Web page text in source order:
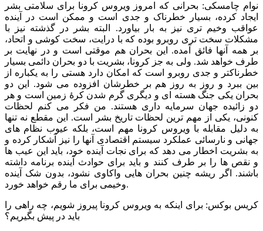
نوام چامسکی: بحرانی که امروز ویروس کرونا برای سلامتی بشر
ایجاد کرده، بسیار خطرناک و جدی است و ممکن است در آینده
عواقب وخیم تری نیز به بار بیاورد. البته بشر در گذشته نیز با
مشکلات سخت تری روبرو بوده که با درایت، سخت کوشی و اتحاد،
بر همه آنها فائق آمده. این بحران هم موقتی است و در نهایت بر
طرف خواهد شد. ولی به جز کرونا، بشریت با دو بحران دائمی بسیار
خطرناکتر و جدی روبرو است که امکان دارد هستی را به یکباره از
بین ببرد و روز به روز هم بر خطرشان افزوده می شود. این دو
بحران یکی جنگ هسته ای و دیگری گرم شدن کرۀ زمین است و هر
دو زائیده جهان سرمایه داری هستند. من فکر می کنم لحظات
کنونی، یکی از مهم ترین لحظات تاریخ بشر است. این مقطع نه تنها
به دلیل مقابله با ویروس کرونا مهم است، بلکه عیوب نظام های
جهانی و نارسائی عملکرد سیستم اقتصادی آنها را نیز آشکار کرده و
به بشریت اخطار می دهد که برای نجات آینده خود، باید این عیب ها
و نقص ها را بر طرف کنند و باید برای حوادث آینده برنامه داشته
باشند. اگر ریشه چنین بحران هایی واکاوی نشود، بدون شک آینده
وخیمی برای ما رقم خواهد خورد.
کریس بوکس: برای اینکه به ویروس کرونا پیروز شویم، چه راهی را
باید در پیش بگیریم؟